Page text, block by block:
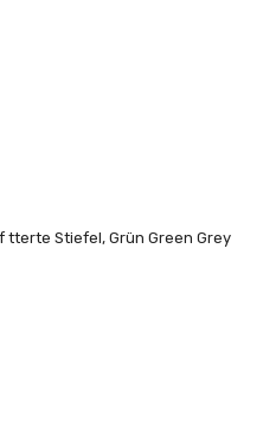
tterte Stiefel, Grün Green Grey